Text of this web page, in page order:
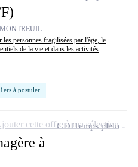
personnes fragilisées par l'âge, le
de la vie et dans les activités
à postuler
à
CDITemps plein
cette offre à ma sélection